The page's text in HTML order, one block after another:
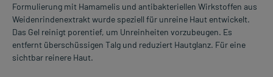
Formulierung mit Hamamelis und antibakteriellen Wirkstoffen aus
Weidenrindenextrakt wurde speziell für unreine Haut entwickelt.
Das Gel reinigt porentief, um Unreinheiten vorzubeugen. Es
entfernt überschüssigen Talg und reduziert Hautglanz. Für eine
sichtbar reinere Haut.